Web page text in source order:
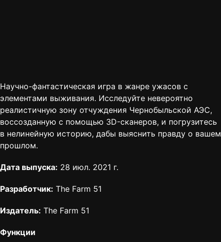
Научно-фантастическая игра в жанре ужасов с
элементами выживания. Исследуйте невероятно
реалистичную зону отчуждения Чернобыльской АЭС,
воссозданную с помощью 3D-сканеров, и погрузитесь
в нелинейную историю, дабы выяснить правду о вашем
прошлом.
Дата выпуска: 28 июл. 2021 г.
Разработчик: The Farm 51
Издатель: The Farm 51
Функции